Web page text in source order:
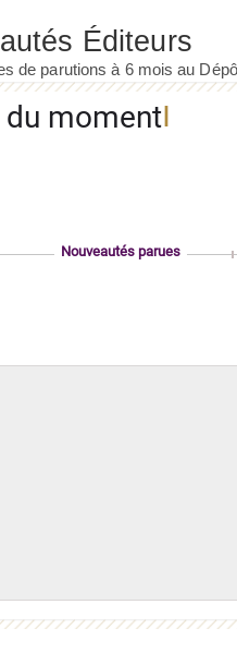
du moment
Nouveautés parues